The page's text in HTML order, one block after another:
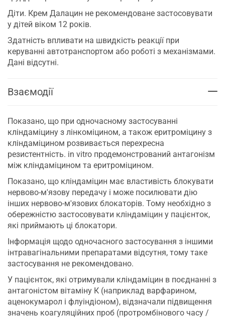
Діти. Крем Далацин не рекомендоване застосовувати
у дітей віком 12 років.
Здатність впливати на швидкість реакції при
керуванні автотранспортом або роботі з механізмами.
Дані відсутні.
Взаємодії
Показано, що при одночасному застосуванні
кліндаміцину з лінкоміцином, а також еритроміцину з
кліндаміцином розвивається перехресна
резистентність. in vitro продемонстрований антагонізм
між кліндаміцином та еритроміцином.
Показано, що кліндаміцин має властивість блокувати
нервово-м'язову передачу і може посилювати дію
інших нервово-м'язових блокаторів. Тому необхідно з
обережністю застосовувати кліндаміцин у пацієнток,
які приймають ці блокатори.
Інформація щодо одночасного застосування з іншими
інтравагінальними препаратами відсутня, тому таке
застосування не рекомендовано.
У пацієнток, які отримували кліндаміцин в поєднанні з
антагоністом вітаміну К (наприклад варфарином,
аценокумарол і флуіндіоном), відзначали підвищення
значень коагуляційних проб (протромбінового часу /